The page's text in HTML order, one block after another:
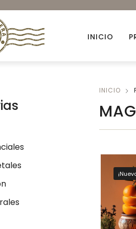
INICIO
Colorantes orgánicos
Envases para Velas
INICIO